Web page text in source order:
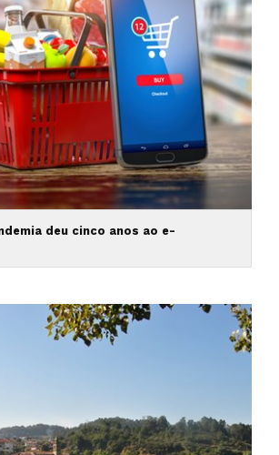
deu cinco anos ao e-